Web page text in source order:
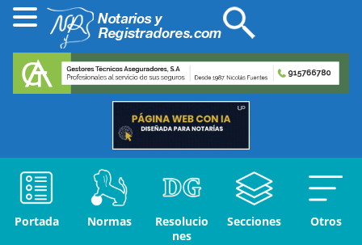
Portada Normas
Resolucio
nes
Secciones Otros